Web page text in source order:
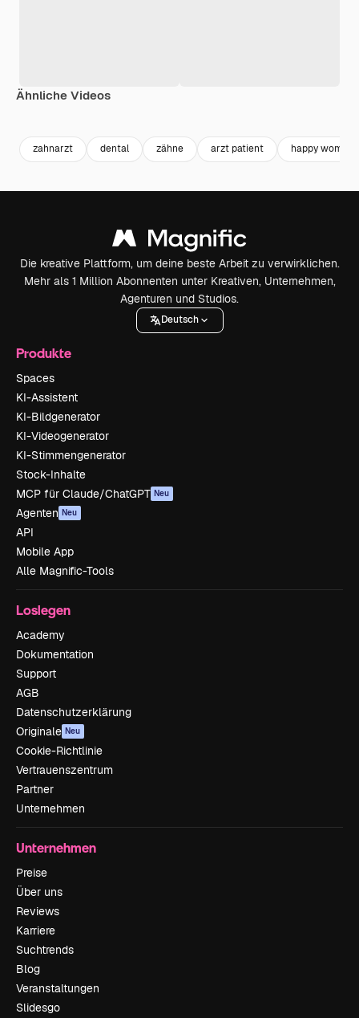
Ähnliche Videos
zahnarzt dental zähne arzt patient happy woman
Die kreative Plattform, um deine beste Arbeit zu verwirklichen.
Mehr als 1 Million Abonnenten unter Kreativen, Unternehmen,
Agenturen und Studios.
Deutsch
Produkte
Spaces
KI-Assistent
KI-Bildgenerator
KI-Videogenerator
KI-Stimmengenerator
Stock-Inhalte
MCP für Claude/ChatGPT Neu
Agenten Neu
API
Mobile App
Alle Magnific-Tools
Loslegen
Academy
Dokumentation
Support
AGB
Datenschutzerklärung
Originale Neu
Cookie-Richtlinie
Vertrauenszentrum
Partner
Unternehmen
Unternehmen
Preise
Über uns
Reviews
Karriere
Suchtrends
Blog
Veranstaltungen
Slidesgo